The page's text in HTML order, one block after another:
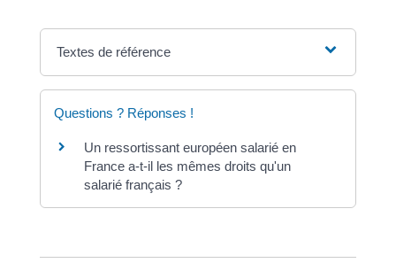
Textes de référence
Questions ? Réponses !
Un ressortissant européen salarié en
France a-t-il les mêmes droits qu'un
salarié français ?